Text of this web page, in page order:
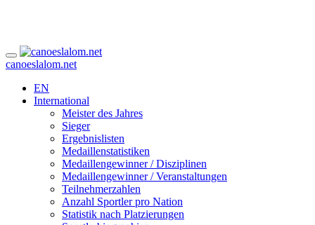
canoeslalom.net
EN
International
Meister des Jahres
Sieger
Ergebnislisten
Medaillenstatistiken
Medaillengewinner / Disziplinen
Medaillengewinner / Veranstaltungen
Teilnehmerzahlen
Anzahl Sportler pro Nation
Statistik nach Platzierungen